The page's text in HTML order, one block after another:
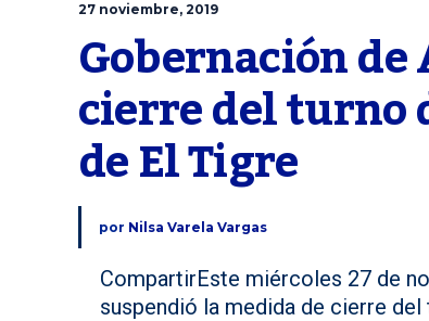
27 noviembre, 2019
Gobernación
cierre del turno
de El Tigre
por Nilsa Varela Vargas
CompartirEste miércoles 27 de
suspendió la medida de cierre